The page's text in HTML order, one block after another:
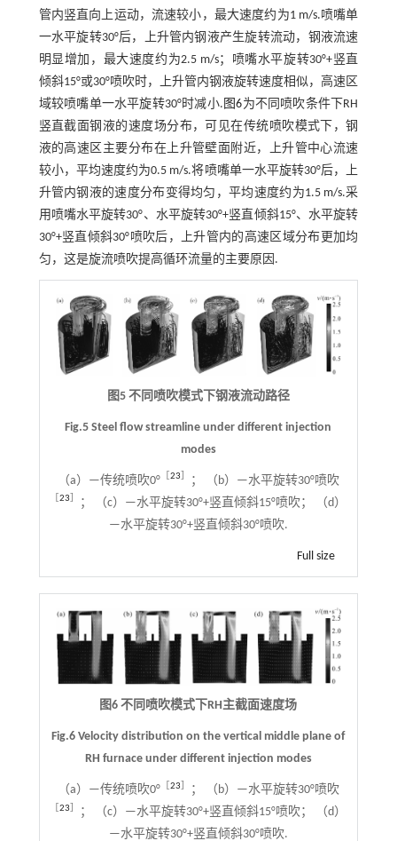
管内竖直向上运动，流速较小，最大速度约为1 m/s.喷嘴单
一水平旋转30°后，上升管内钢液产生旋转流动，钢液流速
明显增加，最大速度约为2.5 m/s；喷嘴水平旋转30°+竖直
倾斜15°或30°喷吹时，上升管内钢液旋转速度相似，高速区
域较喷嘴单一水平旋转30°时减小. 图6为不同喷吹条件下RH
竖直截面钢液的速度场分布，可见在传统喷吹模式下，钢
液的高速区主要分布在上升管壁面附近，上升管中心流速
较小，平均速度约为0.5 m/s.将喷嘴单一水平旋转30°后，上
升管内钢液的速度分布变得均匀，平均速度约为1.5 m/s.采
用喷嘴水平旋转30°、水平旋转30°+竖直倾斜15°、水平旋转
30°+竖直倾斜30°喷吹后，上升管内的高速区域分布更加均
匀，这是旋流喷吹提高循环流量的主要原因.
图5 不同喷吹模式下钢液流动路径
Fig.5 Steel flow streamline under different injection
modes
（a）—传统喷吹0°［23］ ； （b）—水平旋转30°喷吹
［23］
； （c）—水平旋转30°+竖直倾斜15°喷吹； （d）
—水平旋转30°+竖直倾斜30°喷吹.
Full size
图6 不同喷吹模式下RH主截面速度场
Fig.6 Velocity distribution on the vertical middle plane of
RH furnace under different injection modes
（a）—传统喷吹0°［ 23 ； （b）—水平旋转30°喷吹
［23
； （c）—水平旋转30°+竖直倾斜15°喷吹； （d）
—水平旋转30°+竖直倾斜30°喷吹.